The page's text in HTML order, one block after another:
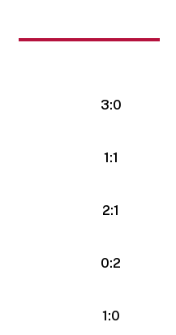
3:0
1:1
2:1
0:2
1:0